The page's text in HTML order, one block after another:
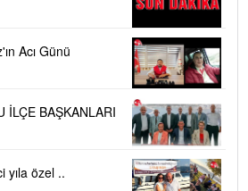
Acı Günü
İLÇE BAŞKANLARI
yıla özel ..